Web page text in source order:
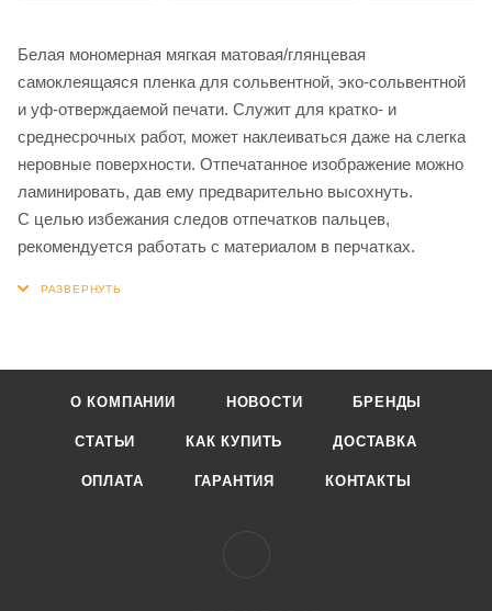
Белая мономерная мягкая матовая/глянцевая
самоклеящаяся пленка для сольвентной, эко-сольвентной
и уф-отверждаемой печати. Служит для кратко- и
среднесрочных работ, может наклеиваться даже на слегка
неровные поверхности. Отпечатанное изображение можно
ламинировать, дав ему предварительно высохнуть.
С целью избежания следов отпечатков пальцев,
рекомендуется работать с материалом в перчатках.
О КОМПАНИИ НОВОСТИ БРЕНДЫ
СТАТЬИ КАК КУПИТЬ ДОСТАВКА
ОПЛАТА ГАРАНТИЯ КОНТАКТЫ